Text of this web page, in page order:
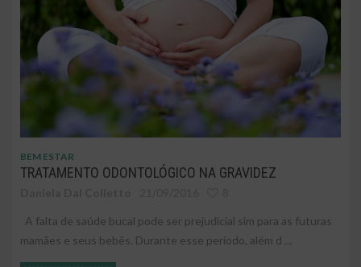
BEM ESTAR
TRATAMENTO ODONTOLÓGICO NA GRAVIDEZ
A falta de saúde bucal pode ser prejudicial sim para as futuras
mamães e seus bebês. Durante esse período, além d ...